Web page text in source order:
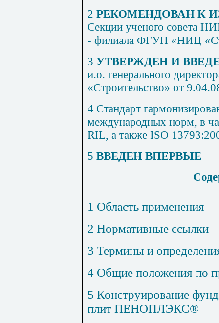
2 РЕКОМЕНДОВАН К
Секции ученого совета
- филиала ФГУП «НИЦ
3 УТВЕРЖДЕН И
и.о. генерального
«Строительство» от
4 Стандарт
международных норм, в
RIL, а также ISO
5 ВВЕДЕН ВПЕРВЫЕ
1 Область применения
2 Нормативные ссылки
3 Термины и
4 Общие положения по
5 Конструирование
плит ПЕНОПЛЭКС®